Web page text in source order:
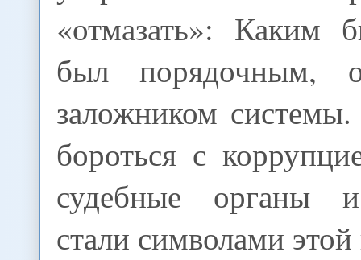
«отмазать»: Каким
был порядочным,
заложником
бороться с
судебные органы
стали символами